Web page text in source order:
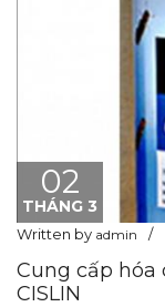
02
THÁNG 3
Written by admin
Cung cấp
CISLIN